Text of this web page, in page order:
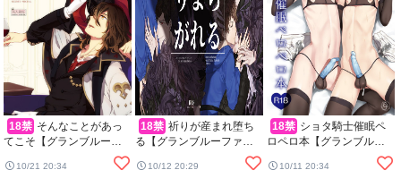
18禁
てこそ【グランブルーフ
10/21 20:34
18禁
る【グランブルーファン
10/12 20:29
18禁
ロペロ本【グランブルー
ファンタジー/モブ団長×モ
ルドレッド】
10/11 20:34